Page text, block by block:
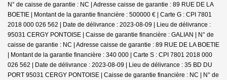
N° de caisse de garantie : NC | Adresse caisse de garantie : 89 RUE DE LA
BOETIE | Montant de la garantie financière : 500000 € | Carte G : CPI 7801
2018 000 026 562 | Date de délivrance : 2023-08-09 | Lieu de délivrance :
95031 CERGY PONTOISE | Caisse de garantie financière : GALIAN | N° de
caisse de garantie : NC | Adresse caisse de garantie : 89 RUE DE LA BOETIE
| Montant de la garantie financière : 340 000 | Carte S : CPI 7801 2018 000
026 562 | Date de délivrance : 2023-08-09 | Lieu de délivrance : 35 BD DU
PORT 95031 CERGY PONTOISE | Caisse de garantie financière : NC | N° de